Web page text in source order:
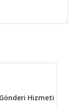
Gönderi Hizmeti